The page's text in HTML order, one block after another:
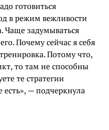
готовиться
в режим вежливости
Чаще задумываться
Почему сейчас я себя
Потому что,
то там не способны
те стратегии
есть», — подчеркнула